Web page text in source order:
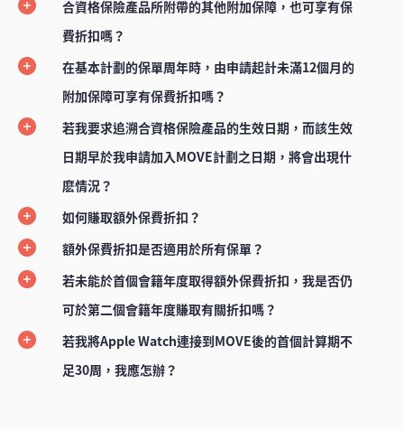
合資格保險產品所附帶的其他附加保障，也可享有保
費折扣嗎？
在基本計劃的保單周年時，由申請起計未滿12個月的
附加保障可享有保費折扣嗎？
若我要求追溯合資格保險產品的生效日期，而該生效
日期早於我申請加入MOVE計劃之日期，將會出現什
麽情況？
如何賺取額外保費折扣？
額外保費折扣是否適用於所有保單？
若未能於首個會籍年度取得額外保費折扣，我是否仍
可於第二個會籍年度賺取有關折扣嗎？
若我將Apple Watch連接到MOVE後的首個計算期不
足30周，我應怎辦？